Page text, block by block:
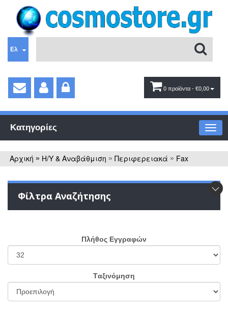
Ελ
0 προϊόντα - €0,00
Κατηγορίες
Αρχική » Η/Υ & Αναβάθμιση » Περιφερειακά » Fax
Φίλτρα Αναζήτησης
Πλήθος Εγγραφών
Tαξινόμηση